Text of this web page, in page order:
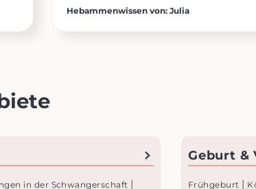
Hebammenwissen von: Julia
in der Schwangerschaft |
Geburt &
Frühgeburt |